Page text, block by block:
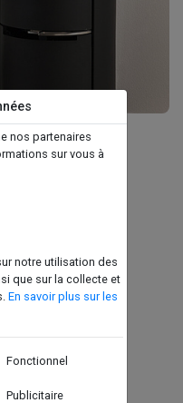
nos partenaires
sur vous à
notre utilisation des
que sur la collecte et
En savoir plus sur les
Fonctionnel
Publicitaire
H2